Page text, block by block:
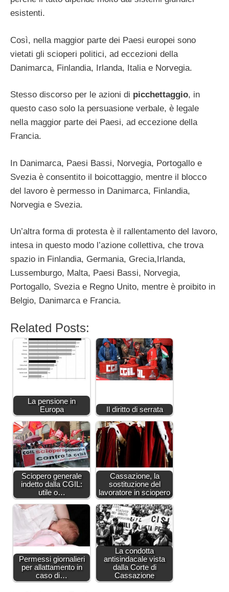
esistenti.
Così, nella maggior parte dei Paesi europei sono
vietati gli scioperi politici, ad eccezioni della
Danimarca, Finlandia, Irlanda, Italia e Norvegia.
Stesso discorso per le azioni di picchettaggio, in
questo caso solo la persuasione verbale, è legale
nella maggior parte dei Paesi, ad eccezione della
Francia.
In Danimarca, Paesi Bassi, Norvegia, Portogallo e
Svezia è consentito il boicottaggio, mentre il blocco
del lavoro è permesso in Danimarca, Finlandia,
Norvegia e Svezia.
Un’altra forma di protesta è il rallentamento del lavoro,
intesa in questo modo l’azione collettiva, che trova
spazio in Finlandia, Germania, Grecia,Irlanda,
Lussemburgo, Malta, Paesi Bassi, Norvegia,
Portogallo, Svezia e Regno Unito, mentre è proibito in
Belgio, Danimarca e Francia.
Related Posts:
La pensione in
Europa
Il diritto di serrata
Sciopero generale
indetto dalla CGIL:
utile o…
Cassazione, la
sostituzione del
lavoratore in sciopero
Permessi giornalieri
per allattamento in
caso di…
La condotta
antisindacale vista
dalla Corte di
Cassazione